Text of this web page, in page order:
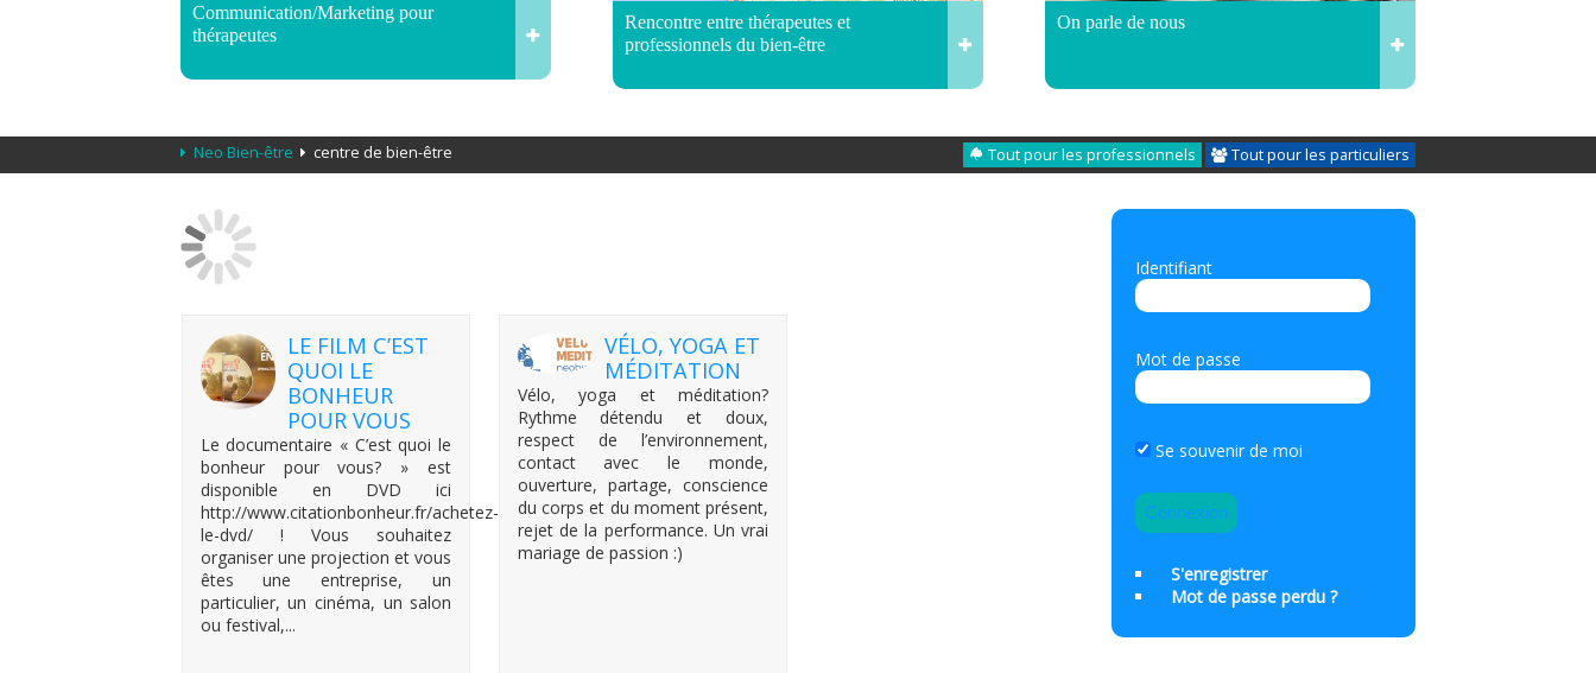
Communication/Marketing pour
thérapeutes
Rencontre entre thérapeutes et
professionnels du bien-être
On parle de nous
Neo Bien-être centre de bien-être Tout pour les professionnels Tout pour les particuliers
LE FILM C’EST
QUOI LE
BONHEUR
POUR VOUS
Le documentaire « C’est quoi le
bonheur pour vous? » est
disponible en DVD ici
http://www.citationbonheur.fr/achetez-
le-dvd/ ! Vous souhaitez
organiser une projection et vous
êtes une entreprise, un
particulier, un cinéma, un salon
ou festival,...
VÉLO, YOGA ET
MÉDITATION
Vélo, yoga et méditation?
Rythme détendu et doux,
respect de l’environnement,
contact avec le monde,
ouverture, partage, conscience
du corps et du moment présent,
rejet de la performance. Un vrai
mariage de passion :)
Identifiant
Mot de passe
Se souvenir de moi
S'enregistrer
Mot de passe perdu ?